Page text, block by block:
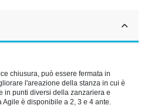
chiusura, può essere fermata in
l'areazione della stanza in cui è
in punti diversi della zanzariera e
è disponibile a 2, 3 e 4 ante.